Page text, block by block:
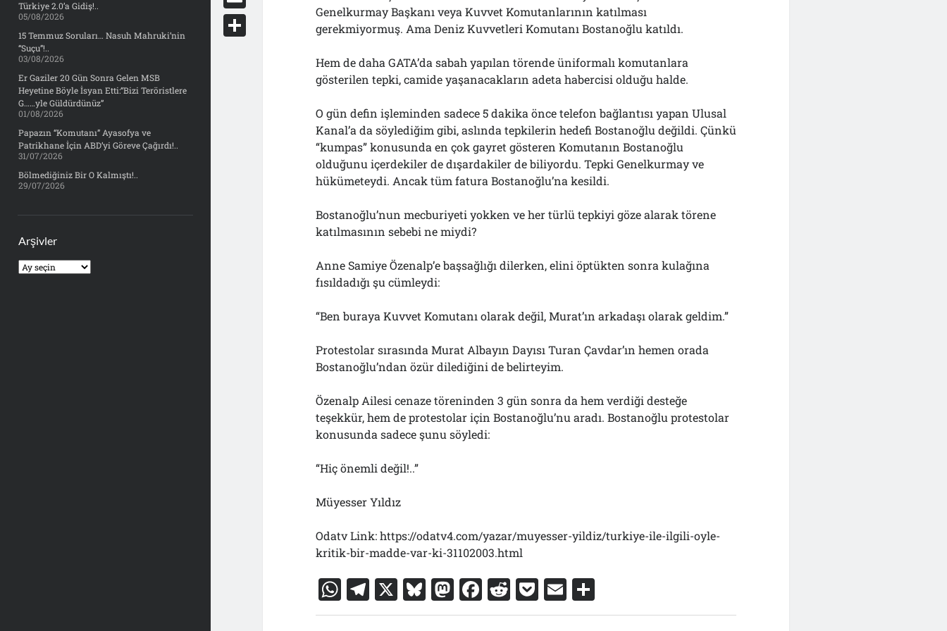
Türkiye 2.0’a Gidiş!..
05/08/2026
15 Temmuz Soruları… Nasuh Mahruki’nin
“Suçu”!..
03/08/2026
Er Gaziler 20 Gün Sonra Gelen MSB
Heyetine Böyle İsyan Etti:“Bizi Teröristlere
G……yle Güldürdünüz”
01/08/2026
Papazın “Komutanı” Ayasofya ve
Patrikhane İçin ABD’yi Göreve Çağırdı!..
31/07/2026
Bölmediğiniz Bir O Kalmıştı!..
29/07/2026
Arşivler
Arşivler
Genelkurmay Başkanı veya Kuvvet Komutanlarının katılması
gerekmiyormuş. Ama Deniz Kuvvetleri Komutanı Bostanoğlu katıldı.
Hem de daha GATA’da sabah yapılan törende üniformalı komutanlara
gösterilen tepki, camide yaşanacakların adeta habercisi olduğu halde.
O gün defin işleminden sadece 5 dakika önce telefon bağlantısı yapan Ulusal
Kanal’a da söylediğim gibi, aslında tepkilerin hedefi Bostanoğlu değildi. Çünkü
“kumpas” konusunda en çok gayret gösteren Komutanın Bostanoğlu
olduğunu içerdekiler de dışardakiler de biliyordu. Tepki Genelkurmay ve
hükümeteydi. Ancak tüm fatura Bostanoğlu’na kesildi.
Bostanoğlu’nun mecburiyeti yokken ve her türlü tepkiyi göze alarak törene
katılmasının sebebi ne miydi?
Anne Samiye Özenalp’e başsağlığı dilerken, elini öptükten sonra kulağına
fısıldadığı şu cümleydi:
“Ben buraya Kuvvet Komutanı olarak değil, Murat’ın arkadaşı olarak geldim.”
Protestolar sırasında Murat Albayın Dayısı Turan Çavdar’ın hemen orada
Bostanoğlu’ndan özür dilediğini de belirteyim.
Özenalp Ailesi cenaze töreninden 3 gün sonra da hem verdiği desteğe
teşekkür, hem de protestolar için Bostanoğlu’nu aradı. Bostanoğlu protestolar
konusunda sadece şunu söyledi:
“Hiç önemli değil!..”
Müyesser Yıldız
Odatv Link: https://odatv4.com/yazar/muyesser-yildiz/turkiye-ile-ilgili-oyle-
kritik-bir-madde-var-ki-31102003.html
W
h
T
el
X Bl
u
M
a
F
a
R
e
P
o
E
m h
y
db
d
d
o
c
E